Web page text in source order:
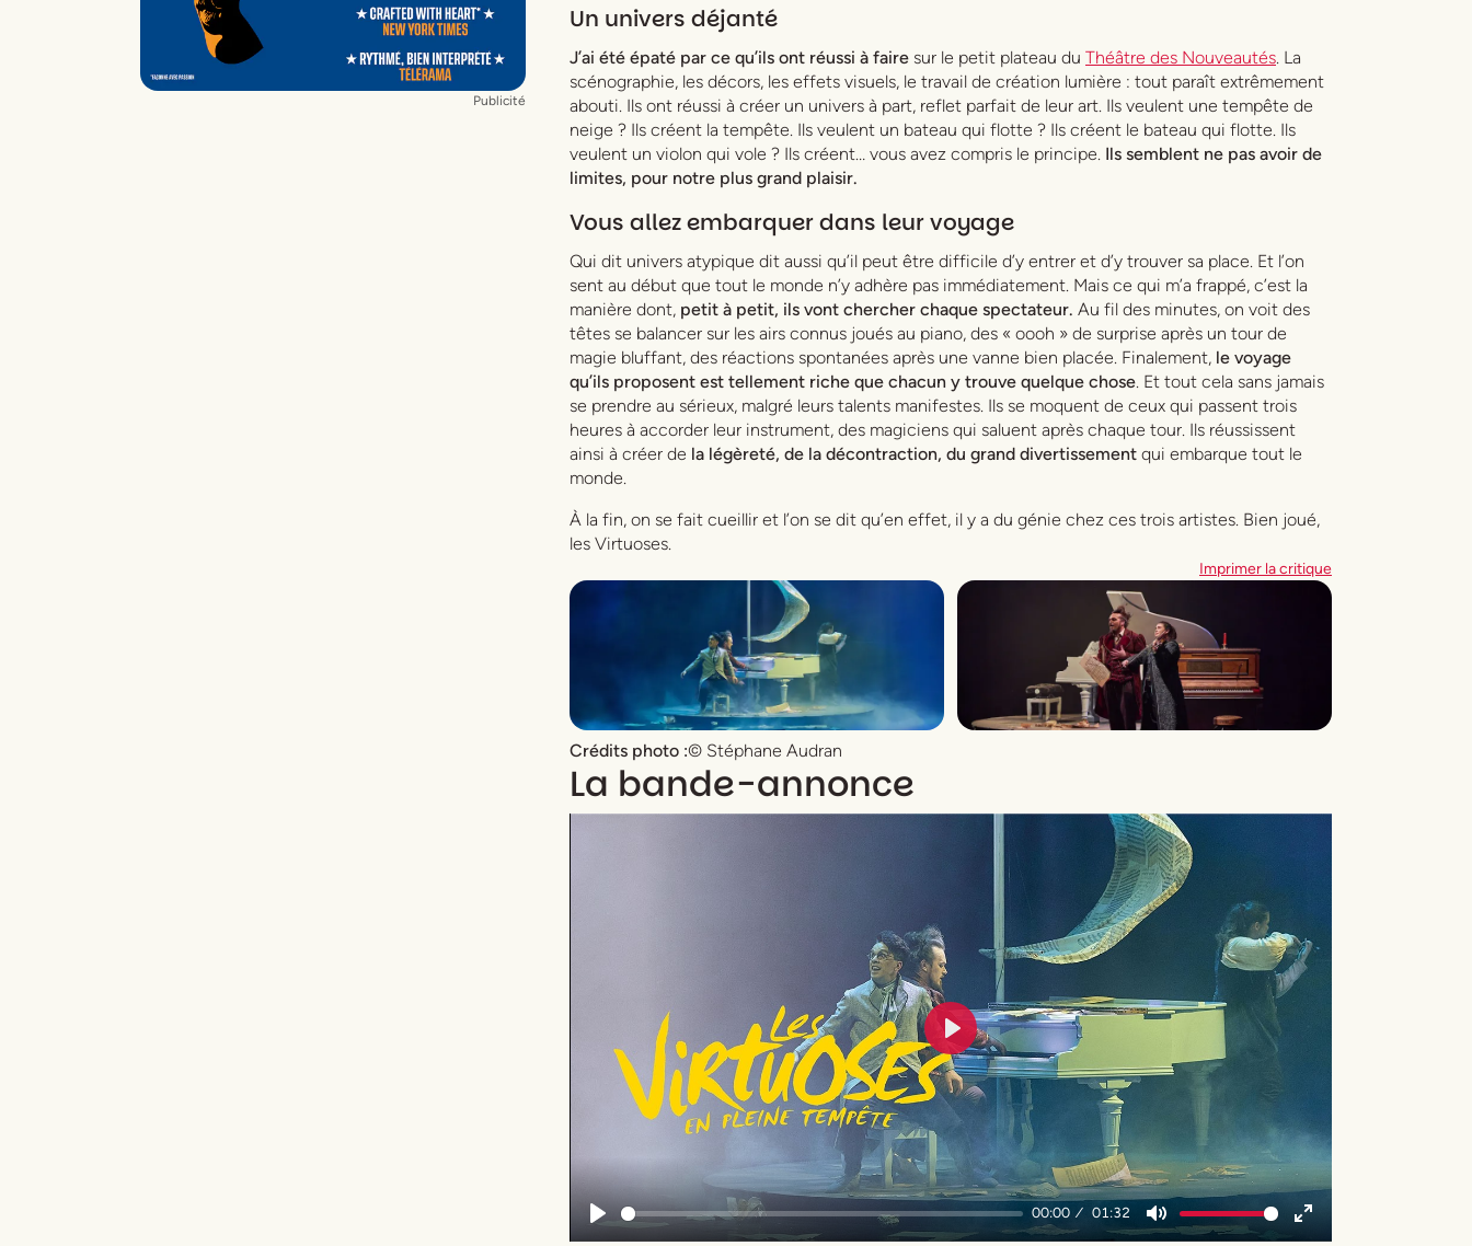
Anthony Coudeville
Costumes
Dominique Louis
Publicité
Un univers déjanté
J’ai été épaté par ce qu’ils ont réussi à faire sur le petit plateau du Théâtre des Nouveautés. La
scénographie, les décors, les effets visuels, le travail de création lumière : tout paraît extrêmement
abouti. Ils ont réussi à créer un univers à part, reflet parfait de leur art. Ils veulent une tempête de
neige ? Ils créent la tempête. Ils veulent un bateau qui flotte ? Ils créent le bateau qui flotte. Ils
veulent un violon qui vole ? Ils créent… vous avez compris le principe. Ils semblent ne pas avoir de
limites, pour notre plus grand plaisir.
Vous allez embarquer dans leur voyage
Qui dit univers atypique dit aussi qu’il peut être difficile d’y entrer et d’y trouver sa place. Et l’on
sent au début que tout le monde n’y adhère pas immédiatement. Mais ce qui m’a frappé, c’est la
manière dont, petit à petit, ils vont chercher chaque spectateur. Au fil des minutes, on voit des
têtes se balancer sur les airs connus joués au piano, des « oooh » de surprise après un tour de
magie bluffant, des réactions spontanées après une vanne bien placée. Finalement, le voyage
qu’ils proposent est tellement riche que chacun y trouve quelque chose. Et tout cela sans jamais
se prendre au sérieux, malgré leurs talents manifestes. Ils se moquent de ceux qui passent trois
heures à accorder leur instrument, des magiciens qui saluent après chaque tour. Ils réussissent
ainsi à créer de la légèreté, de la décontraction, du grand divertissement qui embarque tout le
monde.
À la fin, on se fait cueillir et l’on se dit qu’en effet, il y a du génie chez ces trois artistes. Bien joué,
les Virtuoses.
Imprimer la critique
Crédits photo :© Stéphane Audran
La bande-annonce
Play
00:00 01:32
Mute Enter
Play